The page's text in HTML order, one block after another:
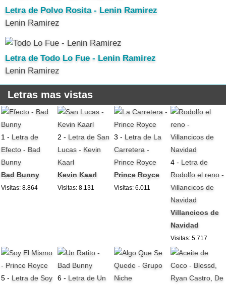
Letra de Polvo Rosita - Lenin Ramirez
Lenin Ramirez
Letra de Todo Lo Fue - Lenin Ramirez
Lenin Ramirez
Letras mas vistas
1 - Letra de
Efecto - Bad
Bunny
Bad Bunny
Visitas: 8.864
2 - Letra de San
Lucas - Kevin
Kaarl
Kevin Kaarl
Visitas: 8.131
3 - Letra de La
Carretera -
Prince Royce
Prince Royce
Visitas: 6.011
4 - Letra de
Rodolfo el reno -
Villancicos de
Navidad
Villancicos de
Navidad
Visitas: 5.717
5 - Letra de Soy
6 - Letra de Un